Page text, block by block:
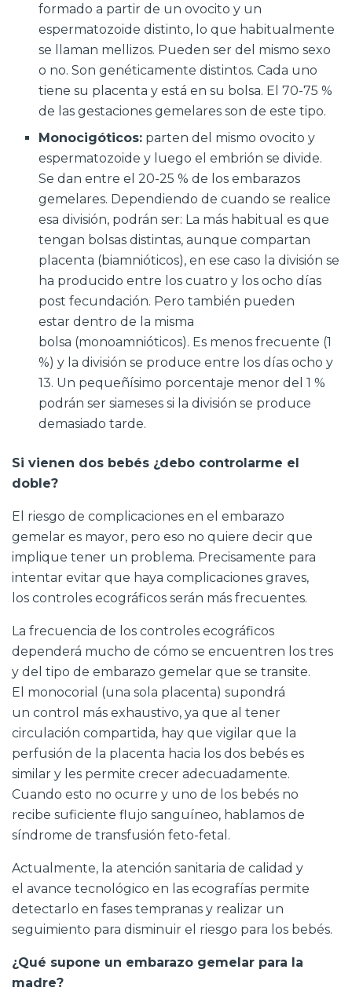
formado a partir de un ovocito y un
espermatozoide distinto, lo que habitualmente
se llaman mellizos. Pueden ser del mismo sexo
o no. Son genéticamente distintos. Cada uno
tiene su placenta y está en su bolsa. El 70-75 %
de las gestaciones gemelares son de este tipo.
Monocigóticos: parten del mismo ovocito y
espermatozoide y luego el embrión se divide.
Se dan entre el 20-25 % de los embarazos
gemelares. Dependiendo de cuando se realice
esa división, podrán ser: La más habitual es que
tengan bolsas distintas, aunque compartan
placenta (biamnióticos), en ese caso la división se
ha producido entre los cuatro y los ocho días
post fecundación. Pero también pueden
estar dentro de la misma
bolsa (monoamnióticos). Es menos frecuente (1
%) y la división se produce entre los días ocho y
13. Un pequeñísimo porcentaje menor del 1 %
podrán ser siameses si la división se produce
demasiado tarde.
Si vienen dos bebés ¿debo controlarme el
doble?
El riesgo de complicaciones en el embarazo
gemelar es mayor, pero eso no quiere decir que
implique tener un problema. Precisamente para
intentar evitar que haya complicaciones graves,
los controles ecográficos serán más frecuentes.
La frecuencia de los controles ecográficos
dependerá mucho de cómo se encuentren los tres
y del tipo de embarazo gemelar que se transite.
El monocorial (una sola placenta) supondrá
un control más exhaustivo, ya que al tener
circulación compartida, hay que vigilar que la
perfusión de la placenta hacia los dos bebés es
similar y les permite crecer adecuadamente.
Cuando esto no ocurre y uno de los bebés no
recibe suficiente flujo sanguíneo, hablamos de
síndrome de transfusión feto-fetal.
Actualmente, la atención sanitaria de calidad y
el avance tecnológico en las ecografías permite
detectarlo en fases tempranas y realizar un
seguimiento para disminuir el riesgo para los bebés.
¿Qué supone un embarazo gemelar para la
madre?